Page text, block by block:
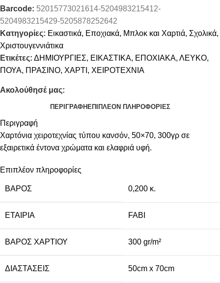
Barcode: 52015773021614-5204983215412-
5204983215429-5205878252642
Κατηγορίες: Εικαστικά, Εποχιακά, Μπλοκ και Χαρτιά, Σχολικά,
Χριστουγεννιάτικα
Ετικέτες: ΔΗΜΙΟΥΡΓΙΕΣ, ΕΙΚΑΣΤΙΚΑ, ΕΠΟΧΙΑΚΑ, ΛΕΥΚΟ,
ΠΟΥΑ, ΠΡΑΣΙΝΟ, ΧΑΡΤΙ , ΧΕΙΡΟΤΕΧΝΙΑ
Ακολούθησέ μας:
ΠΕΡΙΓΡΑΦΉΕΠΙΠΛΈΟΝ ΠΛΗΡΟΦΟΡΊΕΣ
Περιγραφή
Χαρτόνια χειροτεχνίας τύπου κανσόν, 50×70, 300γρ σε
εξαιρετικά έντονα χρώματα και ελαφριά υφή.
Επιπλέον πληροφορίες
ΒΆΡΟΣ 0,200 κ.
ΕΤΑΙΡΊΑ FABI
ΒΆΡΟΣ ΧΑΡΤΙΟΎ 300 gr/m²
ΔΙΑΣΤΆΣΕΙΣ 50cm x 70cm